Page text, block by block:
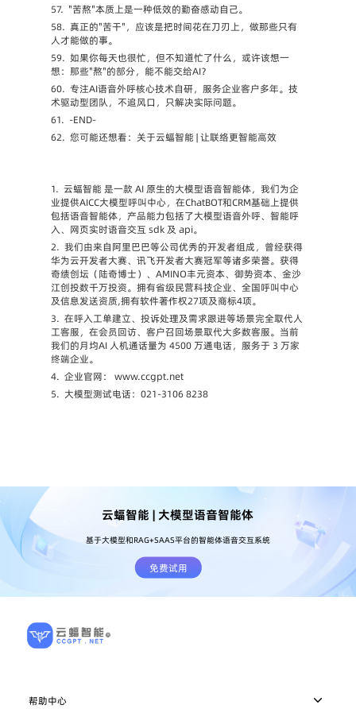
57. "苦熬"本质上是一种低效的勤奋感动自己。
58. 真正的"苦干"，应该是把时间花在刀刃上，做那些只有
人才能做的事。
59. 如果你每天也很忙，但不知道忙了什么，或许该想一
想：那些"熬"的部分，能不能交给AI？
60. 专注AI语音外呼核心技术自研，服务企业客户多年。技
术驱动型团队，不追风口，只解决实际问题。
61. -END-
62. 您可能还想看：关于云蝠智能 | 让联络更智能高效
1. 云蝠智能 是一款 AI 原生的大模型语音智能体，我们为企
业提供AICC大模型呼叫中心，在ChatBOT和CRM基础上提供
包括语音智能体，产品能力包括了大模型语音外呼、智能呼
入、网页实时语音交互 sdk 及 api。
2. 我们由来自阿里巴巴等公司优秀的开发者组成，曾经获得
华为云开发者大赛、讯飞开发者大赛冠军等诸多荣誉。获得
奇绩创坛（陆奇博士）、AMINO丰元资本、御势资本、金沙
江创投数千万投资。拥有省级民营科技企业、全国呼叫中心
及信息发送资质,拥有软件著作权27项及商标4项。
3. 在呼入工单建立、投诉处理及需求跟进等场景完全取代人
工客服，在会员回访、客户召回场景取代大多数客服。当前
我们的月均AI 人机通话量为 4500 万通电话，服务于 3 万家
终端企业。
4. 企业官网： www.ccgpt.net
5. 大模型测试电话：021-3106 8238
云蝠智能 | 大模型语音智能体
基于大模型和RAG+SAAS平台的智能体语音交互系统
免费试用
帮助中心